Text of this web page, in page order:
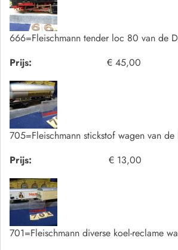
666=Fleischmann tender loc 80 van de
Prijs:
€ 45,00
705=Fleischmann stickstof wagen van
Prijs:
€ 13,00
701=Fleischmann diverse koel-reclame